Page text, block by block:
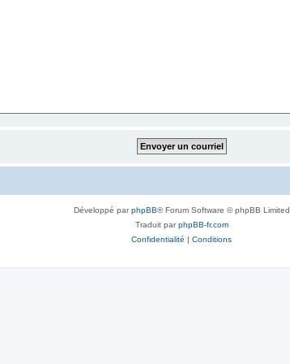
Développé parphpBB® Forum Software © phpBB Limited
Traduit parphpBB-fr.com
Confidentialité | Conditions